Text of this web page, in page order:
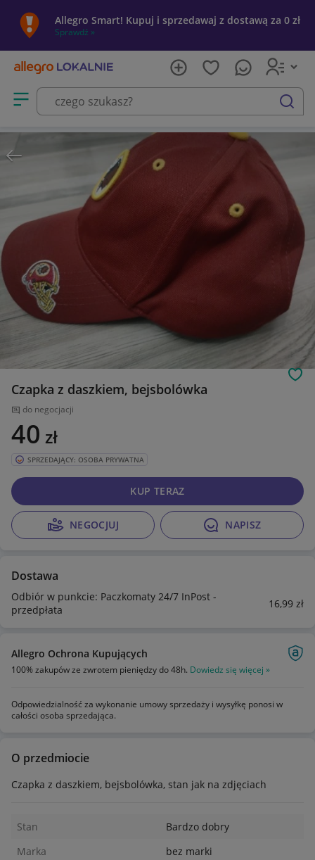
Allegro Smart! Kupuj i sprzedawaj z dostawą za 0 zł
Sprawdź »
Otwórz menu z kategoriami
szukaj
Czapka z daszkiem, bejsbolówka
do negocjacji
40 zł
SPRZEDAJĄCY: OSOBA PRYWATNA
NEGOCJUJ NAPISZ
KUP TERAZ
Dostawa
Odbiór w punkcie: Paczkomaty 24/7 InPost -
przedpłata
16,99 zł
Allegro Ochrona Kupujących
100% zakupów ze zwrotem pieniędzy do 48h. Dowiedz się więcej »
Odpowiedzialność za wykonanie umowy sprzedaży i wysyłkę ponosi w
całości osoba sprzedająca.
O przedmiocie
Czapka z daszkiem, bejsbolówka, stan jak na zdjęciach
Stan
Bardzo dobry
Marka
bez marki